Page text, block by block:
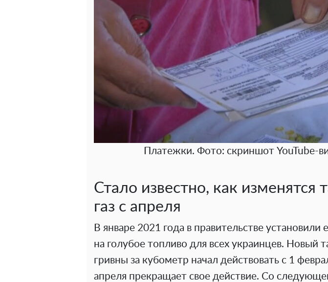
Платежки. Фото: скриншот YouTube-
Стало известно, как изменятся
газ с апреля
В январе 2021 года в правительстве
на голубое топливо для всех украинцев. Новый
гривны за кубометр начал действовать с 1
апреля прекращает свое действие. Со